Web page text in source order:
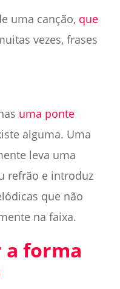
uma canção, que
vezes, frases
uma ponte
alguma. Uma
leva uma
refrão e introduz
que não
na faixa.
a forma